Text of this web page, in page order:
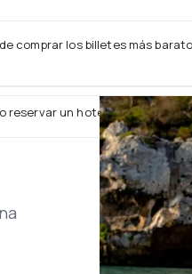
comprar los billetes más
reservar un hotel junto con un